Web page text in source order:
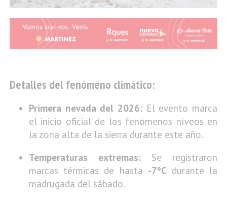
Detalles del fenómeno climático:
Primera nevada del 2026: El evento marca
el inicio oficial de los fenómenos níveos en
la zona alta de la sierra durante este año.
Temperaturas extremas: Se registraron
marcas térmicas de hasta -7°C durante la
madrugada del sábado.